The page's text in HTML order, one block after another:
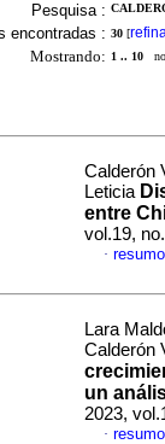
Pesquisa :
encontradas : 30 [
Mostrando: 1 .. 10
Calderón
Leticia
entre
vol.19,
·
Lara
Calderón
un
2023,
·